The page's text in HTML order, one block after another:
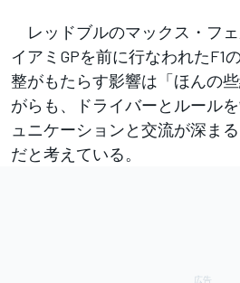
レッドブルのマックス・フ
イアミGPを前に行なわれたF1
整がもたらす影響は「ほんの
がらも、ドライバーとルール
ュニケーションと交流が深ま
だと考えている。